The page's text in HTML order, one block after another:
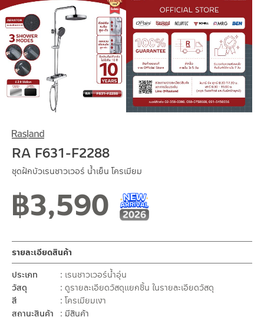
RA F631-F2288
ชุดฝักบัวเรนชาวเวอร์ น้ำเย็น โครเมียม
฿3,590
รายละเอียดสินค้า
ประเภท
เรนชาวเวอร์น้ำอุ่น
วัสดุ
ดูรายละเอียดวัสดุแยกชิ้น ในรายละเอียดวัสดุ
สี
โครเมียมเงา
สถานะสินค้า
มีสินค้า